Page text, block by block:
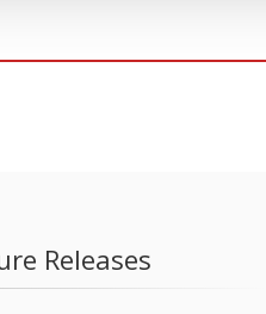
Releases